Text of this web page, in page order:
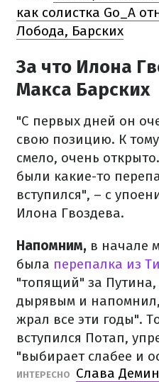
как солистка Go_A
Лобода, Барских
За что Илона
Макса Барских
"С первых дней он
свою позицию. К
смело, очень
были какие-то
вступился", – с
Илона Гвоздева.
Напомним, в начале
была перепалка из
"топящий" за
дырявым и
жрал все эти годы".
вступился Потап,
"выбирает слабее и
ИНТЕРЕСНО
Слава